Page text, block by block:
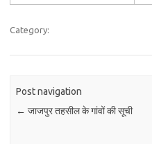
Category:
Post navigation
← जाजपुर तहसील के गांवों की सूची